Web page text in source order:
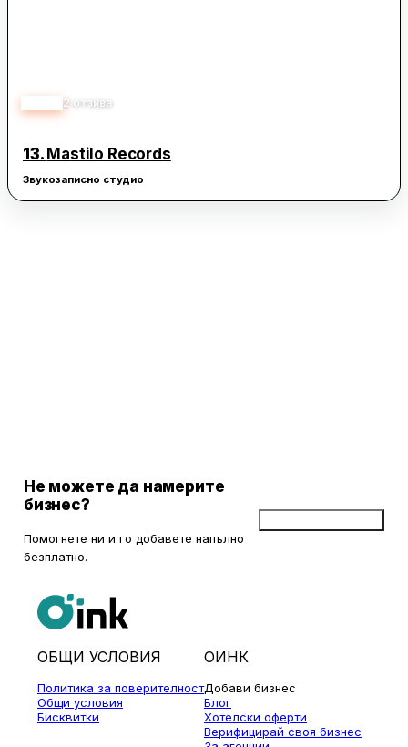
2 отзива
13. Mastilo Records
Звукозаписно студио
Не можете да намерите
бизнес?
Помогнете ни и го добавете напълно
безплатно.
ОБЩИ УСЛОВИЯ
Политика за поверителност
Общи условия
Бисквитки
ОИНК
Добави бизнес
Блог
Хотелски оферти
Верифицирай своя бизнес